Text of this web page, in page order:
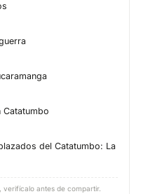
Catatumbo
del Catatumbo: La
verifícalo antes de compartir.